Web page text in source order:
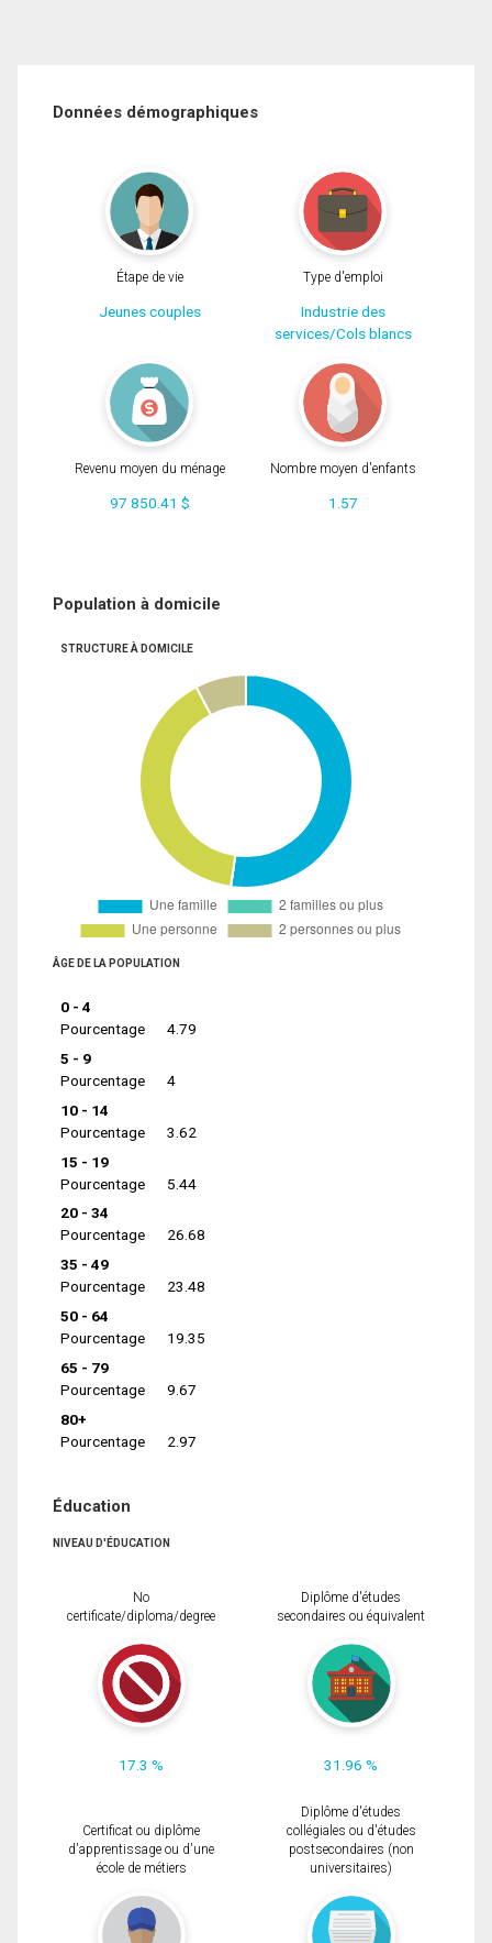
Données démographiques
Étape de vie
Jeunes couples
Type d'emploi
Industrie des
services/Cols blancs
Revenu moyen du ménage
97 850.41 $
Nombre moyen d'enfants
1.57
Population à domicile
STRUCTURE À DOMICILE
ÂGE DE LA POPULATION
0 - 4
Pourcentage
4.79
5 - 9
Pourcentage
4
10 - 14
Pourcentage
3.62
15 - 19
Pourcentage
5.44
20 - 34
Pourcentage
26.68
35 - 49
Pourcentage
23.48
50 - 64
Pourcentage
19.35
65 - 79
Pourcentage
9.67
80+
Pourcentage
2.97
Éducation
NIVEAU D'ÉDUCATION
No
certificate/diploma/degree
17.3 %
Diplôme d'études
secondaires ou équivalent
31.96 %
Certificat ou diplôme
d'apprentissage ou d'une
école de métiers
Diplôme d'études
collégiales ou d'études
postsecondaires (non
universitaires)